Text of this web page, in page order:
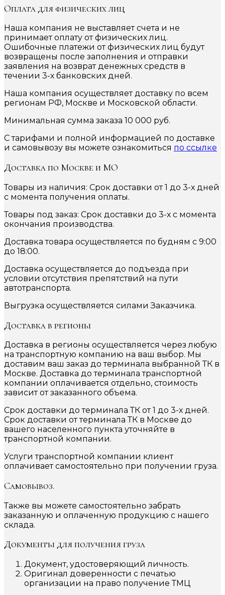
Оплата для физических лиц
Наша компания не выставляет счета и не
принимает оплату от физических лиц.
Ошибочные платежи от физических лиц будут
возвращены после заполнения и отправки
заявления на возврат денежных средств в
течении 3-х банковских дней.
Наша компания осуществляет доставку по всем
регионам РФ, Москве и Московской области.
Минимальная сумма заказа 10 000 руб.
С тарифами и полной информацией по доставке
и самовывозу вы можете ознакомиться по ссылке
Доставка по Москве и МО
Товары из наличия: Срок доставки от 1 до 3-х дней
с момента получения оплаты.
Товары под заказ: Срок доставки до 3-х с момента
окончания производства.
Доставка товара осуществляется по будням с 9:00
до 18:00.
Доставка осуществляется до подъезда при
условии отсутствия препятствий на пути
автотранспорта.
Выгрузка осуществляется силами Заказчика.
Доставка в регионы
Доставка в регионы осуществляется через любую
на транспортную компанию на ваш выбор. Мы
доставим ваш заказ до терминала выбранной ТК в
Москве. Доставка до терминала транспортной
компании оплачивается отдельно, стоимость
зависит от заказанного объема.
Срок доставки до терминала ТК от 1 до 3-х дней.
Срок доставки от терминала ТК в Москве до
вашего населенного пункта уточняйте в
транспортной компании.
Услуги транспортной компании клиент
оплачивает самостоятельно при получении груза.
Самовывоз.
Также вы можете самостоятельно забрать
заказанную и оплаченную продукцию с нашего
склада.
Документы для получения груза
Документ, удостоверяющий личность.
Оригинал доверенности с печатью
организации на право получение ТМЦ